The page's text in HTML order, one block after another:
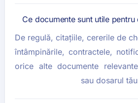
Ce documente sunt utile pentru
De regulă, citațiile, cererile de
întâmpinările, contractele,
orice alte documente
sau dosarul